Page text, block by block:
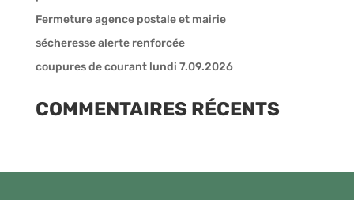
Fermeture agence postale et mairie
sécheresse alerte renforcée
coupures de courant lundi 7.09.2026
COMMENTAIRES RÉCENTS